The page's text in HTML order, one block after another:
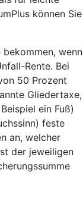
können Sie
wenn
Rente. Bei
50 Prozent
Gliedertaxe,
ein Fuß)
feste
an, welcher
der jeweiligen